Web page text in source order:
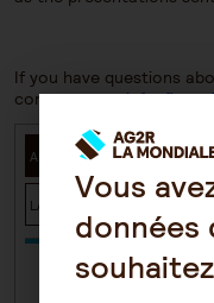
If you have questions
contact us at
ALL SGAM AG2R LA
LA MONDIALE RETRAITE
2026 2025
Vous
données